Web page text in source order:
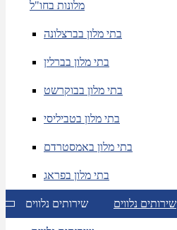
מלונות בחו"ל
בתי מלון בברצלונה
בתי מלון בברלין
בתי מלון בבוקרשט
בתי מלון בטביליסי
בתי מלון באמסטרדם
בתי מלון בפראג
שירותים נלווים שירותים נלווים